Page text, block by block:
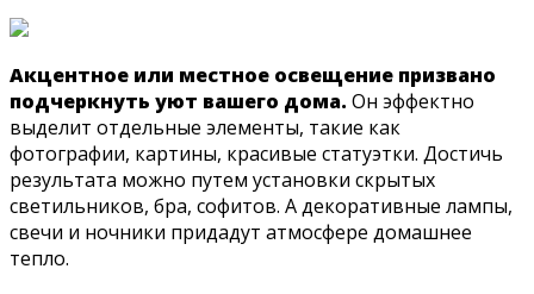
Акцентное или местное освещение призвано
подчеркнуть уют вашего дома. Он эффектно
выделит отдельные элементы, такие как
фотографии, картины, красивые статуэтки. Достичь
результата можно путем установки скрытых
светильников, бра, софитов. А декоративные лампы,
свечи и ночники придадут атмосфере домашнее
тепло.